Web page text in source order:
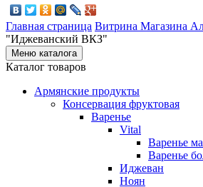
Главная страница Витрина Магазина
"Иджеванский ВКЗ"
Меню каталога
Каталог товаров
Армянские продукты
Консервация фруктовая
Варенье
Vital
Варенье
Варенье
Иджеван
Ноян